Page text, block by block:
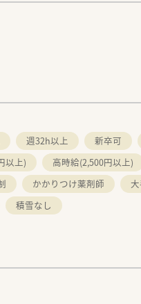
週32h以上 新卒可
以上) 高時給(2,500円以上)
かかりつけ薬剤師
積雪なし